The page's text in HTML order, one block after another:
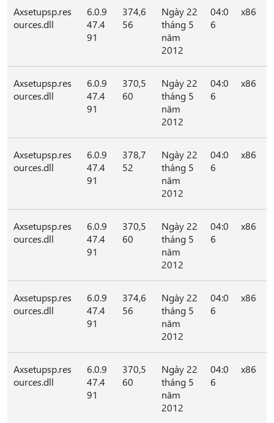
Axsetupsp.res
ources.dll
6.0.9
47.4
91
374,6
56
Ngày 22
tháng 5
năm
2012
04:0
6
x86
Axsetupsp.res
ources.dll
6.0.9
47.4
91
370,5
60
Ngày 22
tháng 5
năm
2012
04:0
6
x86
Axsetupsp.res
ources.dll
6.0.9
47.4
91
378,7
52
Ngày 22
tháng 5
năm
2012
04:0
6
x86
Axsetupsp.res
ources.dll
6.0.9
47.4
91
370,5
60
Ngày 22
tháng 5
năm
2012
04:0
6
x86
Axsetupsp.res
ources.dll
6.0.9
47.4
91
374,6
56
Ngày 22
tháng 5
năm
2012
04:0
6
x86
Axsetupsp.res
ources.dll
6.0.9
47.4
91
370,5
60
Ngày 22
tháng 5
năm
2012
04:0
6
x86